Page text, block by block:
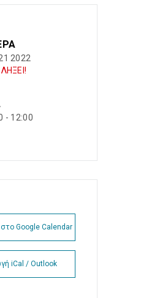
2022
- 12:00
Google Calendar
iCal / Outlook